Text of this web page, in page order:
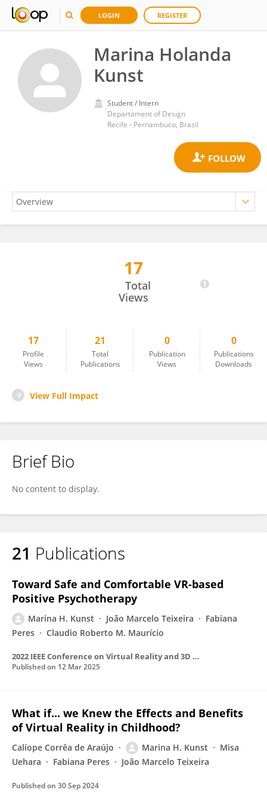
LOGIN REGISTER
Marina Holanda
Kunst
Student / Intern
Departament of Design
Recife - Pernambuco, Brazil
17
Total
Views
17
Profile
Views
21
Total
Publications
0
Publication
Views
0
Publications
Downloads
View Full Impact
Brief Bio
No content to display.
21 Publications
Toward Safe and Comfortable VR-based
Positive Psychotherapy
Marina H. Kunst João Marcelo Teixeira
Fabiana
Peres
Claudio Roberto M. Maurício
2022 IEEE Conference on Virtual Reality and 3D User Interfaces Abstracts and Workshops (VRW)
Published on 12 Mar 2025
What if... we Knew the Effects and Benefits
of Virtual Reality in Childhood?
Calíope Corrêa de Araújo Marina H. Kunst
Misa
Uehara
Fabiana Peres João Marcelo Teixeira
Published on 30 Sep 2024